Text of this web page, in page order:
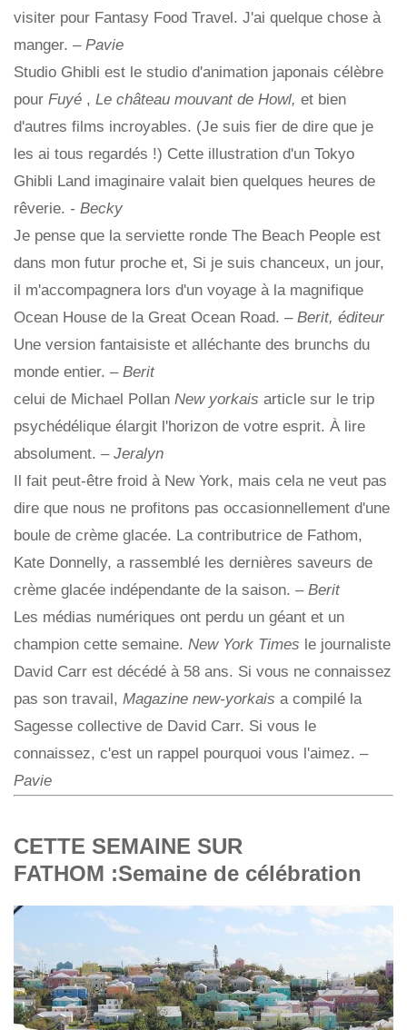
visiter pour Fantasy Food Travel. J'ai quelque chose à
manger. – Pavie
Studio Ghibli est le studio d'animation japonais célèbre
pour Fuyé , Le château mouvant de Howl, et bien
d'autres films incroyables. (Je suis fier de dire que je
les ai tous regardés !) Cette illustration d'un Tokyo
Ghibli Land imaginaire valait bien quelques heures de
rêverie. - Becky
Je pense que la serviette ronde The Beach People est
dans mon futur proche et, Si je suis chanceux, un jour,
il m'accompagnera lors d'un voyage à la magnifique
Ocean House de la Great Ocean Road. – Berit, éditeur
Une version fantaisiste et alléchante des brunchs du
monde entier. – Berit
celui de Michael Pollan New yorkais article sur le trip
psychédélique élargit l'horizon de votre esprit. À lire
absolument. – Jeralyn
Il fait peut-être froid à New York, mais cela ne veut pas
dire que nous ne profitons pas occasionnellement d'une
boule de crème glacée. La contributrice de Fathom,
Kate Donnelly, a rassemblé les dernières saveurs de
crème glacée indépendante de la saison. – Berit
Les médias numériques ont perdu un géant et un
champion cette semaine. New York Times le journaliste
David Carr est décédé à 58 ans. Si vous ne connaissez
pas son travail, Magazine new-yorkais a compilé la
Sagesse collective de David Carr. Si vous le
connaissez, c'est un rappel pourquoi vous l'aimez. –
Pavie
CETTE SEMAINE SUR
FATHOM :Semaine de célébration